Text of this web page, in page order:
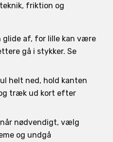
friktion og
glide af, for lille kan være
gå i stykker. Se
helt ned, hold kanten
træk ud kort efter
nødvendigt, vælg
og undgå